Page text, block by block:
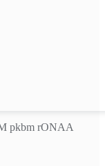
pkbm rONAA